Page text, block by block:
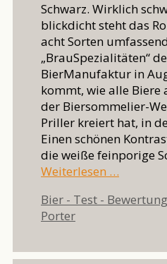
Schwarz. Wirklich
blickdicht steht das
acht Sorten
„BrauSpezialitäten“
BierManufaktur in
kommt, wie alle Biere
der Biersommelier-
Priller kreiert hat, in
Einen schönen
die weiße feinporige
Weiterlesen …
Kategorien
Bier - Test -
Schlagwörter
Porter